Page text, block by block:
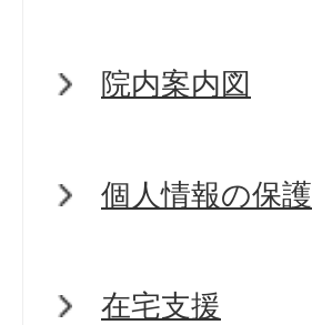
院内案内図
個人情報の保護
在宅支援